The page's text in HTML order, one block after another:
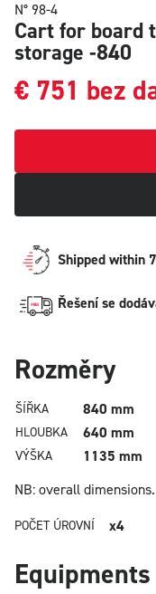
N° 98-4
Cart for board
storage -840
€ 751 bez
Shipped within
Řešení se
Rozměry
ŠÍŘKA 840 mm
HLOUBKA 640 mm
VÝŠKA
1135 mm
NB: overall dimensions.
POČET ÚROVNÍ x4
Equipments